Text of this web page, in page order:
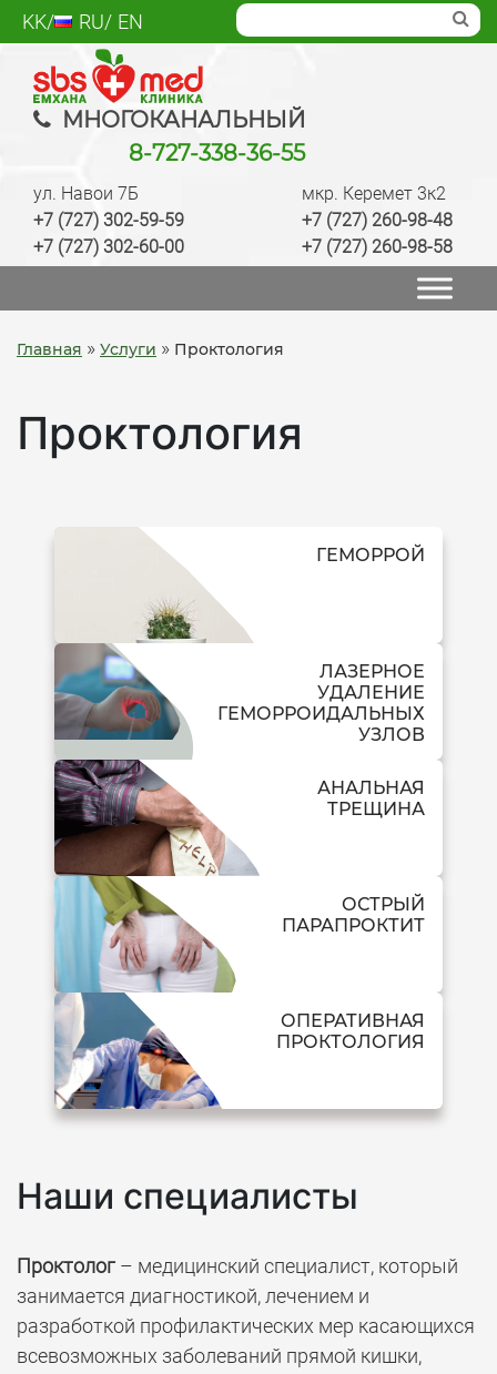
Skip
to
content
KK RU EN
SBS med
Многопрофильный медцентр Алматы,
лаборатория, анализы, диагностика, лечение,
качественно
ул. Навои 7Б
+7 (727) 302-59-59
+7 (727) 302-60-00
мкр. Керемет 3к2
+7 (727) 260-98-48
+7 (727) 260-98-58
МНОГОКАНАЛЬНЫЙ
8-727-338-36-55
Главная » Услуги » Проктология
Проктология
ГЕМОРРОЙ
ЛАЗЕРНОЕ
УДАЛЕНИЕ
ГЕМОРРОИДАЛЬНЫХ
УЗЛОВ
АНАЛЬНАЯ
ТРЕЩИНА
ОСТРЫЙ
ПАРАПРОКТИТ
ОПЕРАТИВНАЯ
ПРОКТОЛОГИЯ
Наши специалисты
Проктолог – медицинский специалист, который
занимается диагностикой, лечением и
разработкой профилактических мер касающихся
всевозможных заболеваний прямой кишки,